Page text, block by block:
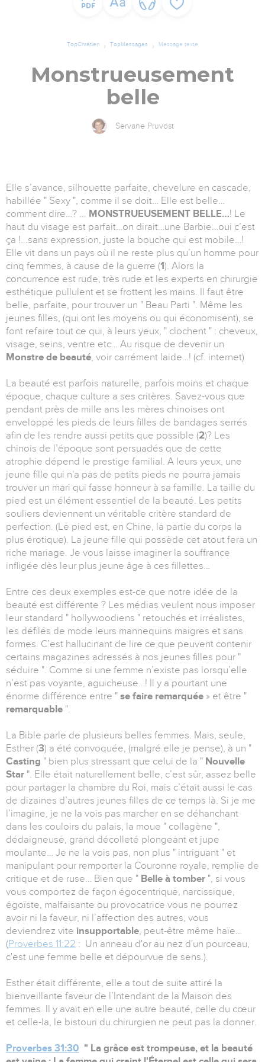
TopChrétien TopMessages Message texte
Monstrueusement
belle
Servane Pruvost
Elle s’avance, silhouette parfaite, chevelure en cascade,
habillée " Sexy ", comme il se doit… Elle est belle…
comment dire…? ... MONSTRUEUSEMENT BELLE…! Le
haut du visage est parfait…on dirait…une Barbie…oui c’est
ça !...sans expression, juste la bouche qui est mobile…!
Elle vit dans un pays où il ne reste plus qu’un homme pour
cinq femmes, à cause de la guerre (1). Alors la
concurrence est rude, très rude et les experts en chirurgie
esthétique pullulent et se frottent les mains. Il faut être
belle, parfaite, pour trouver un " Beau Parti ". Même les
jeunes filles, (qui ont les moyens ou qui économisent), se
font refaire tout ce qui, à leurs yeux, " clochent " : cheveux,
visage, seins, ventre etc… Au risque de devenir un
Monstre de beauté, voir carrément laide…! (cf. internet)
La beauté est parfois naturelle, parfois moins et chaque
époque, chaque culture a ses critères. Savez-vous que
pendant près de mille ans les mères chinoises ont
enveloppé les pieds de leurs filles de bandages serrés
afin de les rendre aussi petits que possible (2)? Les
chinois de l’époque sont persuadés que de cette
atrophie dépend le prestige familial. A leurs yeux, une
jeune fille qui n'a pas de petits pieds ne pourra jamais
trouver un mari qui fasse honneur à sa famille. La taille du
pied est un élément essentiel de la beauté. Les petits
souliers deviennent un véritable critère standard de
perfection. (Le pied est, en Chine, la partie du corps la
plus érotique). La jeune fille qui possède cet atout fera un
riche mariage. Je vous laisse imaginer la souffrance
infligée dès leur plus jeune âge à ces fillettes…
Entre ces deux exemples est-ce que notre idée de la
beauté est différente ? Les médias veulent nous imposer
leur standard " hollywoodiens " retouchés et irréalistes,
les défilés de mode leurs mannequins maigres et sans
formes. C’est hallucinant de lire ce que peuvent contenir
certains magazines adressés à nos jeunes filles pour "
séduire ". Comme si une femme n’existe pas lorsqu’elle
n’est pas voyante, aguicheuse…! Il y a pourtant une
énorme différence entre " se faire remarquée » et être "
remarquable ".
La Bible parle de plusieurs belles femmes. Mais, seule,
Esther (3) a été convoquée, (malgré elle je pense), à un "
Casting " bien plus stressant que celui de la " Nouvelle
Star ". Elle était naturellement belle, c’est sûr, assez belle
pour partager la chambre du Roi, mais c’était aussi le cas
de dizaines d’autres jeunes filles de ce temps là. Si je me
l’imagine, je ne la vois pas marcher en se déhanchant
dans les couloirs du palais, la moue " collagène ",
dédaigneuse, grand décolleté plongeant et jupe
moulante… Je ne la vois pas, non plus " intriguant " et
manipulant pour remporter la Couronne royale, remplie de
critique et de ruse… Bien que " Belle à tomber ", si vous
vous comportez de façon égocentrique, narcissique,
égoïste, malfaisante ou provocatrice vous ne pourrez
avoir ni la faveur, ni l’affection des autres, vous
deviendrez vite insupportable, peut-être même haïe…
(Proverbes 11:22 : Un anneau d'or au nez d'un pourceau,
c'est une femme belle et dépourvue de sens.).
Esther était différente, elle a tout de suite attiré la
bienveillante faveur de l’Intendant de la Maison des
femmes. Il y avait en elle une autre beauté, celle du cœur
et celle-la, le bistouri du chirurgien ne peut pas la donner.
Proverbes 31:30 " La grâce est trompeuse, et la beauté